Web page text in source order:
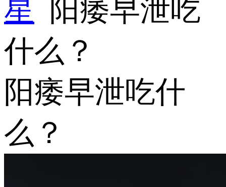
星
阳痿早泄吃
什么？
阳痿早泄吃什
么？